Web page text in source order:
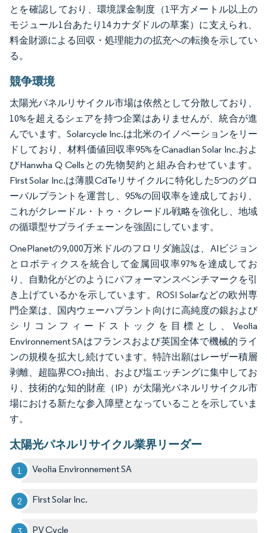
とを確認しており、環境課金制度（1平方メートル以上の
モジュール1台あたり14カナダドルの草案）に支えられ、
料金財源による回収・処理能力の拡充への転換を示してい
る。
競争環境
太陽光パネルリサイクル市場は依然として分散しており、
10%を超えるシェアを持つ企業はありませんが、統合が進
んでいます。Solarcycle Inc.は北米のイノベーションをリー
ドしており、材料価値回収率95%をCanadian Solar Inc.およ
びHanwha Q Cellsとの先物契約と組み合わせています。
First Solar Inc.は薄膜CdTeリサイクルに特化した5つのグロ
ーバルプラントを運営し、95%の回収率を達成しており、
これがクレードル・トゥ・クレードル戦略を強化し、地域
の循環型サプライチェーンを強固にしています。
OnePlanetの9,000万米ドルのフロリダ施設は、AIビジョン
とロボティクスを統合して金属回収率97%を達成してお
り、自動化がどのようにパフォーマンスベンチマークを引
き上げているかを示しています。ROSI Solarなどの欧州専
門企業は、国内ウェーハプラント向けに高純度の銀および
シリコンフィードストックを目標とし、Veolia
Environnement SAはフランスおよび英国全体で機械的ライ
ンの規模を拡大し続けています。特許出願はレーザー積層
剥離、超臨界CO₂抽出、および塩エッチングに集中してお
り、技術的な知的財産（IP）が太陽光パネルリサイクル市
場における新たな参入障壁となっていることを示していま
す。
太陽光パネルリサイクル業界リーダー
Veolia Environnement SA
First Solar Inc.
PV Cycle